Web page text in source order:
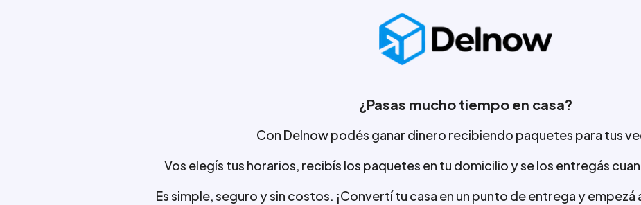
¿Pasas mucho tiempo en casa?
Con Delnow podés ganar dinero recibiendo paquetes para tus
Vos elegís tus horarios, recibís los paquetes en tu domicilio y se los entregás
Es simple, seguro y sin costos. ¡Convertí tu casa en un punto de entrega y